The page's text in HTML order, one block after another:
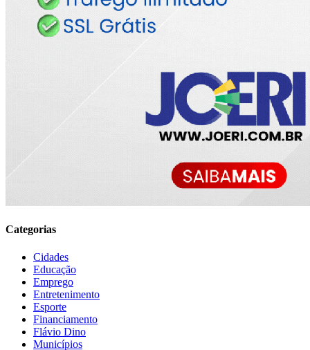
Categorias
Cidades
Educação
Emprego
Entretenimento
Esporte
Financiamento
Flávio Dino
Municípios